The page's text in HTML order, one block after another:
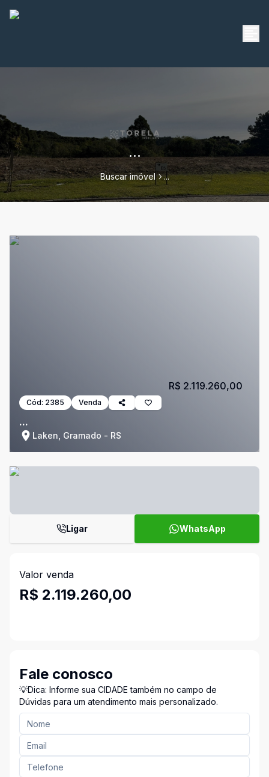
...
Buscar imóvel ...
Cód: 2385 Venda
...
Laken, Gramado - RS
R$ 2.119.260,00
Ligar WhatsApp
Valor venda
R$ 2.119.260,00
Fale conosco
💡Dica: Informe sua CIDADE também no campo de
Dúvidas para um atendimento mais personalizado.